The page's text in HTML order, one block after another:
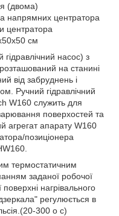
(двома)
напрямних центратора
центратора
см
гідравлічний насос) з
на станині
від забруднень і
Ручний гідравлічний
W160 служить для
поверхостей та
агрегат апарату W160
позиціонера
термостатичним
заданої робочої
нагрівального
регулюється в
300 o c)